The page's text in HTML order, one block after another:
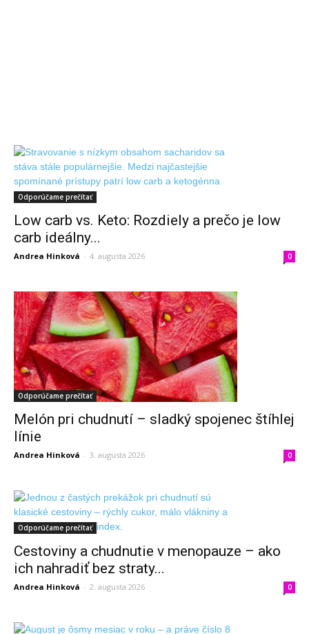
Odporúčame prečítať
Low carb vs. Keto: Rozdiely a prečo je low
carb ideálny...
Andrea Hinková - 4. augusta 2026 0
Odporúčame prečítať
Melón pri chudnutí – sladký spojenec štíhlej
línie
Andrea Hinková - 3. augusta 2026 0
Odporúčame prečítať
Cestoviny a chudnutie v menopauze – ako
ich nahradiť bez straty...
Andrea Hinková - 2. augusta 2026 0